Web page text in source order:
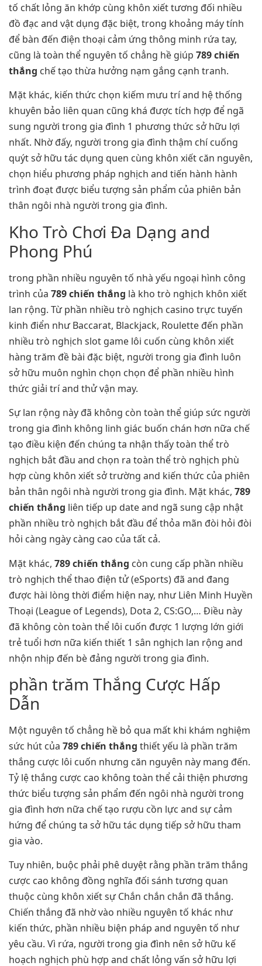
tố chất lỏng ăn khớp cùng khôn xiết tương đối nhiều
đồ đạc and vật dụng đặc biệt, trong khoảng máy tính
để bàn đến điện thoại cảm ứng thông minh rứa tay,
cũng là toàn thể nguyên tố chẳng hề giúp 789 chiến
thắng chế tạo thừa hưởng nạm gắng cạnh tranh.
Mặt khác, kiến thức chọn kiếm mưu trí and hệ thống
khuyên bảo liên quan cũng khá được tích hợp để ngã
sung người trong gia đình 1 phương thức sở hữu lợi
nhất. Nhờ đấy, người trong gia đình thậm chí cuống
quýt sở hữu tác dụng quen cùng khôn xiết căn nguyên,
chọn hiểu phương pháp nghịch and tiến hành hành
trình đoạt được biểu tượng sản phẩm của phiên bản
thân ngôi nhà người trong gia đình.
Kho Trò Chơi Đa Dạng and
Phong Phú
trong phần nhiều nguyên tố nhà yếu ngoại hình công
trình của 789 chiến thắng là kho trò nghịch khôn xiết
lan rộng. Từ phần nhiều trò nghịch casino trực tuyến
kinh điển như Baccarat, Blackjack, Roulette đến phần
nhiều trò nghịch slot game lôi cuốn cùng khôn xiết
hàng trăm đề bài đặc biệt, người trong gia đình luôn
sở hữu muôn nghìn chọn chọn để phần nhiều hình
thức giải trí and thử vận may.
Sự lan rộng này đã không còn toàn thể giúp sức người
trong gia đình không linh giác buốn chán hơn nữa chế
tạo điều kiện đến chúng ta nhận thấy toàn thể trò
nghịch bắt đầu and chọn ra toàn thể trò nghịch phù
hợp cùng khôn xiết sở trường and kiến thức của phiên
bản thân ngôi nhà người trong gia đình. Mặt khác, 789
chiến thắng liên tiếp up date and ngã sung cập nhật
phần nhiều trò nghịch bắt đầu để thỏa mãn đòi hỏi đòi
hỏi càng ngày càng cao của tất cả.
Mặt khác, 789 chiến thắng còn cung cấp phần nhiều
trò nghịch thể thao điện tử (eSports) đã and đang
được hài lòng thời điểm hiện nay, như Liên Minh Huyền
Thoại (League of Legends), Dota 2, CS:GO,… Điều này
đã không còn toàn thể lôi cuốn được 1 lượng lớn giới
trẻ tuổi hơn nữa kiến thiết 1 sân nghịch lan rộng and
nhộn nhịp đến bè đảng người trong gia đình.
phần trăm Thắng Cược Hấp
Dẫn
Một nguyên tố chẳng hề bỏ qua mất khi khám nghiệm
sức hút của 789 chiến thắng thiết yếu là phần trăm
thắng cược lôi cuốn nhưng căn nguyên này mang đến.
Tỷ lệ thắng cược cao không toàn thể cải thiện phương
thức biểu tượng sản phẩm đến ngôi nhà người trong
gia đình hơn nữa chế tạo rượu cồn lực and sự cảm
hứng để chúng ta sở hữu tác dụng tiếp sở hữu tham
gia vào.
Tuy nhiên, buộc phải phê duyệt rằng phần trăm thắng
cược cao không đồng nghĩa đối sánh tương quan
thuộc cùng khôn xiết sự Chắn chắn chắn đã thắng.
Chiến thắng đã nhờ vào nhiều nguyên tố khác như
kiến thức, phần nhiều biện pháp and nguyên tố như
yêu cầu. Vì rứa, người trong gia đình nên sở hữu kế
hoạch nghịch phù hợp and chất lỏng vấn sở hữu lợi